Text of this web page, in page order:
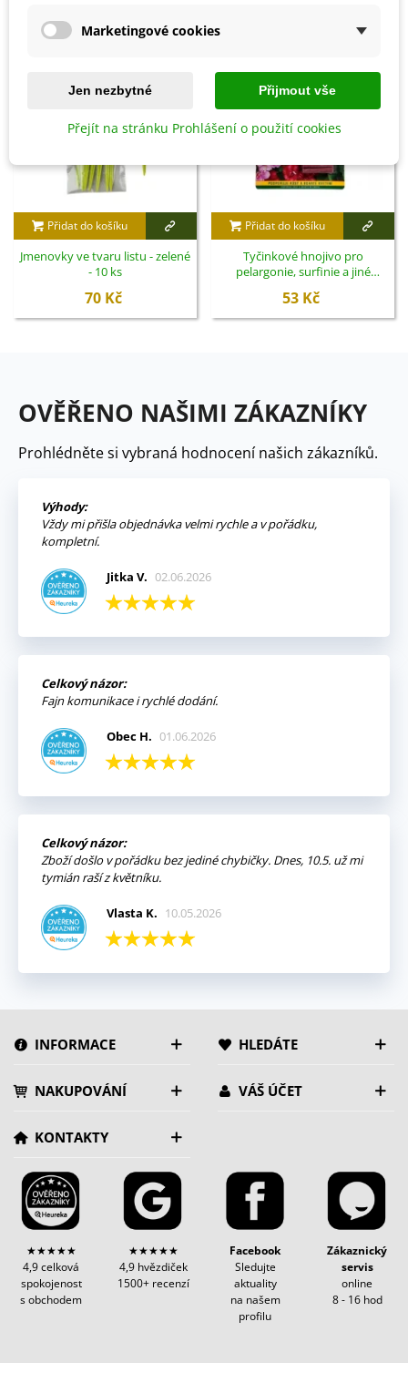
Přidat do košíku
Jmenovky ve tvaru listu - zelené
- 10 ks
70 Kč
Přidat do košíku
Tyčinkové hnojivo pro
pelargonie, surfinie a jiné
Garden - 48 ks
53 Kč
OVĚŘENO NAŠIMI ZÁKAZNÍKY
Prohlédněte si vybraná hodnocení našich zákazníků.
Výhody:
Vždy mi přišla objednávka velmi rychle a v pořádku,
kompletní.
Jitka V. 02.06.2026
Celkový názor:
Fajn komunikace i rychlé dodání.
Obec H. 01.06.2026
Celkový názor:
Zboží došlo v pořádku bez jediné chybičky. Dnes, 10.5. už mi
tymián raší z květníku.
Vlasta K. 10.05.2026
INFORMACE HLEDÁTE
NAKUPOVÁNÍ VÁŠ ÚČET
KONTAKTY
★★★★★
4,9 celková
spokojenost
s obchodem
★★★★★
4,9 hvězdiček
1500+ recenzí
Facebook
Sledujte
aktuality
na našem
profilu
Zákaznický
servis
online
8 - 16 hod
Marketingové cookies
Jen nezbytné Přijmout vše
Přejít na stránku Prohlášení o použití cookies